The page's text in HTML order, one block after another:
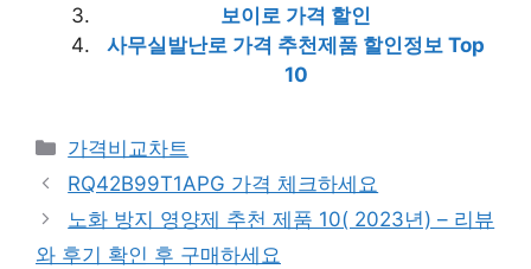
보이로 가격 할인
사무실발난로 가격 추천제품 할인정보 Top
10
카
테
리
가격비교차트
RQ42B99T1APG 가격 체크하세요
노화 방지 영양제 추천 제품 10( 2023년) – 리뷰
와 후기 확인 후 구매하세요